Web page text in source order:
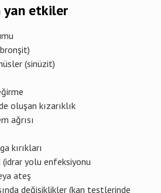
yan etkiler
(sinüzit)
oluşan kızarıklık
ağrısı
kırıkları
yolu enfeksiyonu
ateş
değişiklikler (kan testlerinde